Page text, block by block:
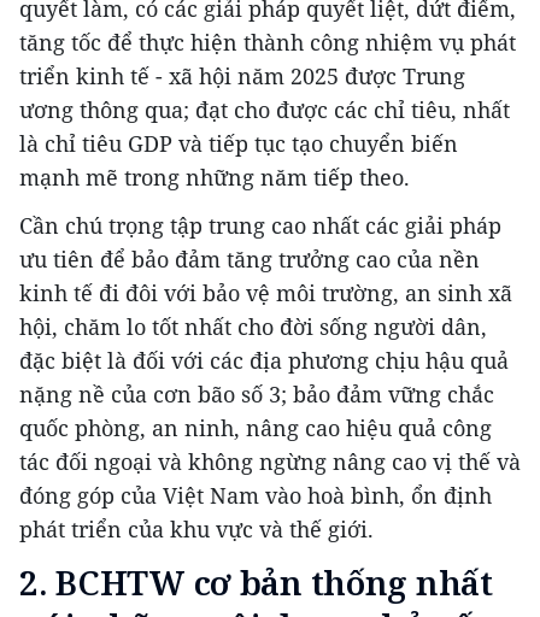
quyết làm, có các giải pháp quyết liệt, dứt điểm,
tăng tốc để thực hiện thành công nhiệm vụ phát
triển kinh tế - xã hội năm 2025 được Trung
ương thông qua; đạt cho được các chỉ tiêu, nhất
là chỉ tiêu GDP và tiếp tục tạo chuyển biến
mạnh mẽ trong những năm tiếp theo.
Cần chú trọng tập trung cao nhất các giải pháp
ưu tiên để bảo đảm tăng trưởng cao của nền
kinh tế đi đôi với bảo vệ môi trường, an sinh xã
hội, chăm lo tốt nhất cho đời sống người dân,
đặc biệt là đối với các địa phương chịu hậu quả
nặng nề của cơn bão số 3; bảo đảm vững chắc
quốc phòng, an ninh, nâng cao hiệu quả công
tác đối ngoại và không ngừng nâng cao vị thế và
đóng góp của Việt Nam vào hoà bình, ổn định
phát triển của khu vực và thế giới.
2.BCHTW cơ bản thống nhất